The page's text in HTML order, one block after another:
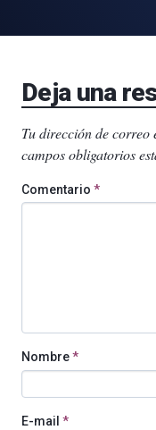
Deja una
Tu dirección de correo
campos obligatorios
Comentario *
Nombre*
E-mail *